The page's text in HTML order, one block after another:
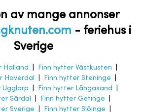
av mange annonser
- feriehus i
Sverige
Halland Finn hytter Västkusten
Haverdal
Finn hytter Steninge
Ugglarp
Finn hytter Långasand
Särdal
Finn hytter Getinge
Sverige
Finn hytter Slöinge